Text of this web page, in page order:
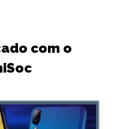
com o